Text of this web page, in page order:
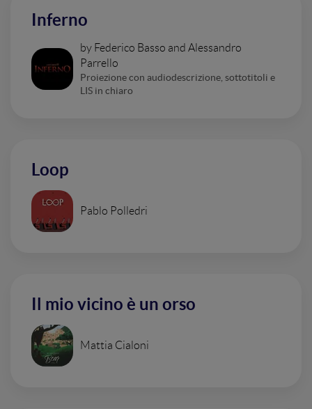
Inferno
by Federico Basso and Alessandro
Parrello
Proiezione con audiodescrizione, sottotitoli e
LIS in chiaro
Loop
Pablo Polledri
Il mio vicino è un orso
Mattia Cialoni